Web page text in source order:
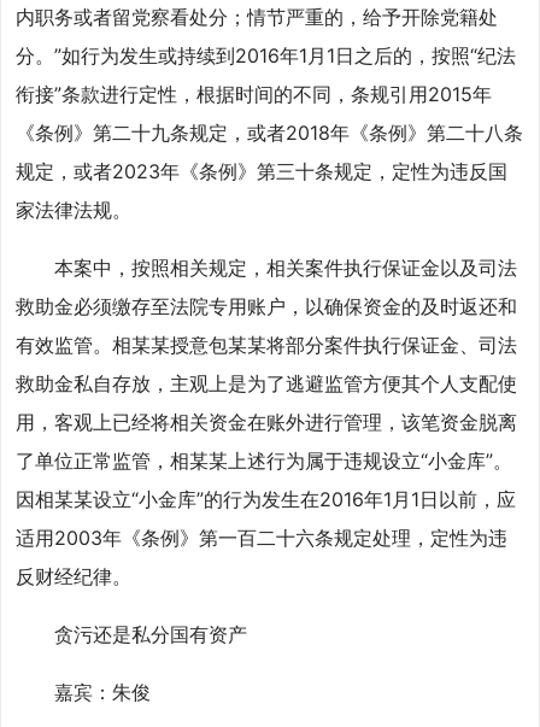
内职务或者留党察看处分；情节严重的，给予开除党籍处
分。”如行为发生或持续到2016年1月1日之后的，按照“纪法
衔接”条款进行定性，根据时间的不同，条规引用2015年
《条例》第二十九条规定，或者2018年《条例》第二十八条
规定，或者2023年《条例》第三十条规定，定性为违反国
家法律法规。
本案中，按照相关规定，相关案件执行保证金以及司法
救助金必须缴存至法院专用账户，以确保资金的及时返还和
有效监管。相某某授意包某某将部分案件执行保证金、司法
救助金私自存放，主观上是为了逃避监管方便其个人支配使
用，客观上已经将相关资金在账外进行管理，该笔资金脱离
了单位正常监管，相某某上述行为属于违规设立“小金库”。
因相某某设立“小金库”的行为发生在2016年1月1日以前，应
适用2003年《条例》第一百二十六条规定处理，定性为违
反财经纪律。
贪污还是私分国有资产
嘉宾：朱俊